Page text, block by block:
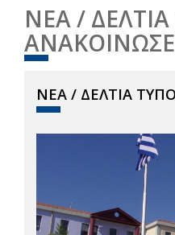
ΝΕΑ /
ΝΕΑ / ΔΕΛΤΙΑ